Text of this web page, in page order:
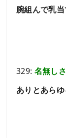
腕組んで乳
329: 名無し
ありとあら